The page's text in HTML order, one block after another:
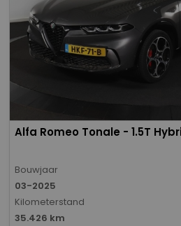
Alfa Romeo Tonale - 1.5T
Bouwjaar
03-2025
Kilometerstand
35.426 km